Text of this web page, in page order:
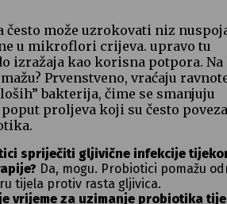
može uzrokovati ⁣niz
u mikroflori crijeva. upravo tu
izražaja kao korisna ⁣potpora.​
Prvenstveno,​ vraćaju
bakterija, čime se smanjuju
proljeva koji‍ su često
spriječiti gljivične infekcije​
‌Da, mogu. Probiotici‌ pomažu
tijela protiv rasta gljivica.
vrijeme za uzimanje probiotika